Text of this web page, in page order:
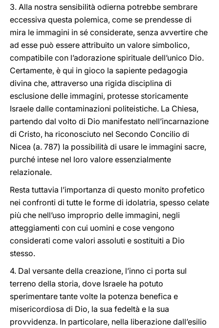
3. Alla nostra sensibilità odierna potrebbe sembrare
eccessiva questa polemica, come se prendesse di
mira le immagini in sé considerate, senza avvertire che
ad esse può essere attribuito un valore simbolico,
compatibile con l’adorazione spirituale dell’unico Dio.
Certamente, è qui in gioco la sapiente pedagogia
divina che, attraverso una rigida disciplina di
esclusione delle immagini, protesse storicamente
Israele dalle contaminazioni politeistiche. La Chiesa,
partendo dal volto di Dio manifestato nell’incarnazione
di Cristo, ha riconosciuto nel Secondo Concilio di
Nicea (a. 787) la possibilità di usare le immagini sacre,
purché intese nel loro valore essenzialmente
relazionale.
Resta tuttavia l’importanza di questo monito profetico
nei confronti di tutte le forme di idolatria, spesso celate
più che nell’uso improprio delle immagini, negli
atteggiamenti con cui uomini e cose vengono
considerati come valori assoluti e sostituiti a Dio
stesso.
4. Dal versante della creazione, l’inno ci porta sul
terreno della storia, dove Israele ha potuto
sperimentare tante volte la potenza benefica e
misericordiosa di Dio, la sua fedeltà e la sua
provvidenza. In particolare, nella liberazione dall’esilio